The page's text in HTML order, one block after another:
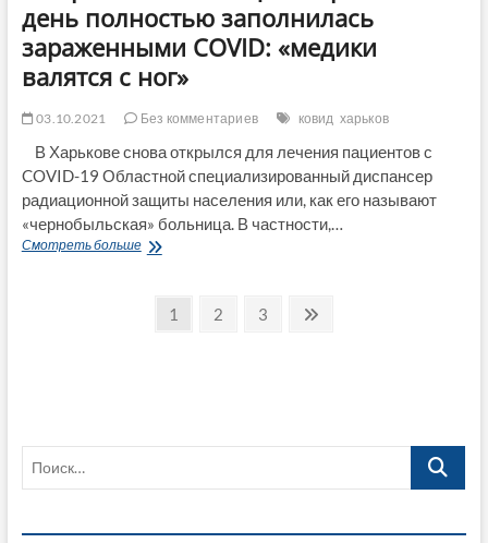
день полностью заполнилась
зараженными COVID: «медики
валятся с ног»
03.10.2021 Без комментариев ковид харьков
В Харькове снова открылся для лечения пациентов с
COVID-19 Областной специализированный диспансер
радиационной защиты населения или, как его называют
«чернобыльская» больница. В частности,…
Смотреть большеВ
первыйСтраница
1 Страница
2 Страница
3
След.
Поиск…